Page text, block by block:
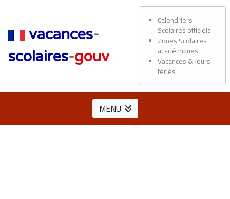
vacances-
scolaires-gouv
Calendriers
Scolaires officiels
Zones Scolaires
académiques
Vacances & Jours
fériés
MENU